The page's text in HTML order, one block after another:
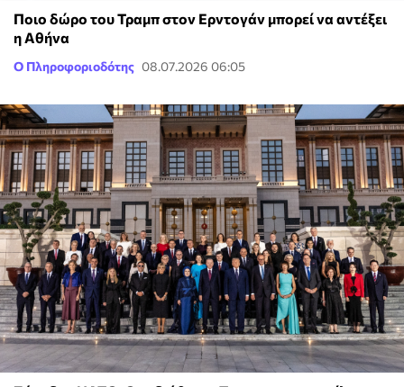
Ποιο δώρο του Τραμπ στον Ερντογάν μπορεί να αντέξει
η Αθήνα
Ο Πληροφοριοδότης 08.07.2026 06:05